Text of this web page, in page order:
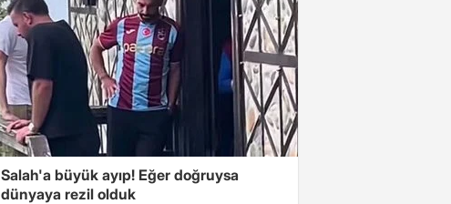
Salah'a büyük ayıp! Eğer doğruysa
dünyaya rezil olduk